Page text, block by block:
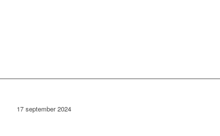
17 september 2024